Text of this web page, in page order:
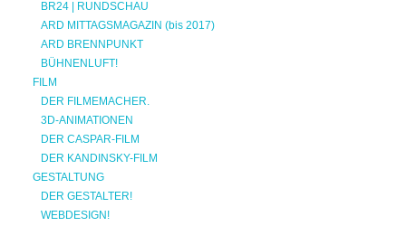
BR24 | RUNDSCHAU
ARD MITTAGSMAGAZIN (bis 2017)
ARD BRENNPUNKT
BÜHNENLUFT!
FILM
DER FILMEMACHER.
3D-ANIMATIONEN
DER CASPAR-FILM
DER KANDINSKY-FILM
GESTALTUNG
DER GESTALTER!
WEBDESIGN!